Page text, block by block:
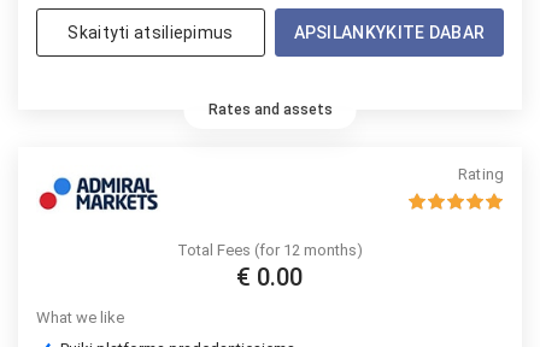
Skaityti atsiliepimus APSILANKYKITE DABAR
Rates and assets
Rating
Total Fees (for 12 months)
€ 0.00
What we like